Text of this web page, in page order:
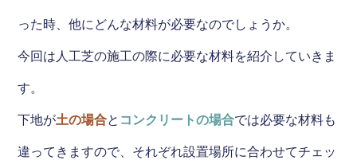
った時、他にどんな材料が必要なのでしょうか。
今回は人工芝の施工の際に必要な材料を紹介していきま
す。
下地が土の場合と コンクリートの場合では必要な材料も
違ってきますので、それぞれ設置場所に合わせてチェッ